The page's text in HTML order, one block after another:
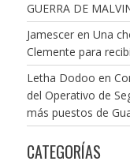
GUERRA DE
Jamesceren Una
Clemente para
Letha Dodoo en
del Operativo de
más puestos de
CATEGORÍAS